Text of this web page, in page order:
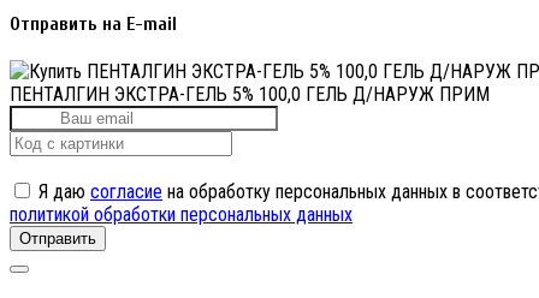
Отправить на E-mail
ПЕНТАЛГИН ЭКСТРА-ГЕЛЬ 5% 100,0 ГЕЛЬ Д/НАРУЖ ПРИМ
Я даю согласие на обработку персональных данных в
политикой обработки персональных данных
Отправить